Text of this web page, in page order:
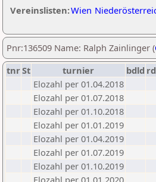
Vereinslisten:Wien
Pnr:136509 Name: Ralph Zainlinger (
tnrSt turnier bdld rd
Elozahl per 01.04.2018
Elozahl per 01.07.2018
Elozahl per 01.10.2018
Elozahl per 01.01.2019
Elozahl per 01.04.2019
Elozahl per 01.07.2019
Elozahl per 01.10.2019
Elozahl per 01.01.2020